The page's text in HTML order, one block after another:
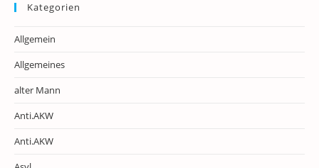
Kategorien
Allgemein
Allgemeines
alter Mann
Anti.AKW
Anti.AKW